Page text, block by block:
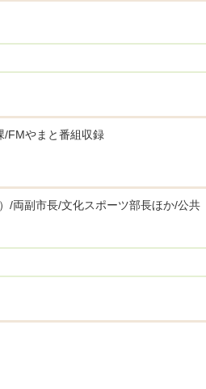
/FMやまと番組収録
/両副市長/文化スポーツ部長ほか/公共